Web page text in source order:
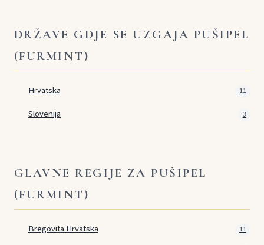
DRŽAVE GDJE SE UZGAJA PUŠIPEL
(FURMINT)
Hrvatska 11
Slovenija 3
GLAVNE REGIJE ZA PUŠIPEL
(FURMINT)
Bregovita Hrvatska 11